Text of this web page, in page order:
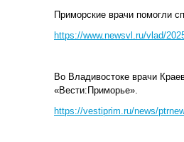
Приморские врачи помогли
https://www.newsvl.ru/vlad/
Во Владивостоке врачи
«Вести:Приморье».
https://vestiprim.ru/news/